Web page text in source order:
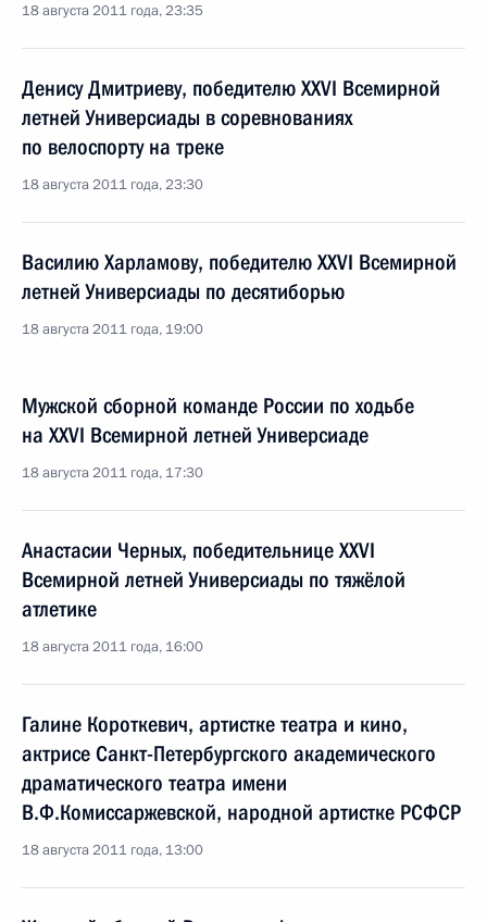
18 августа 2011 года, 23:35
Денису Дмитриеву, победителю XXVI Всемирной
летней Универсиады в соревнованиях
по велоспорту на треке
18 августа 2011 года, 23:30
Василию Харламову, победителю XXVI Всемирной
летней Универсиады по десятиборью
18 августа 2011 года, 19:00
Мужской сборной команде России по ходьбе
на XXVI Всемирной летней Универсиаде
18 августа 2011 года, 17:30
Анастасии Черных, победительнице XXVI
Всемирной летней Универсиады по тяжёлой
атлетике
18 августа 2011 года, 16:00
Галине Короткевич, артистке театра и кино,
актрисе Санкт-Петербургского академического
драматического театра имени
В.Ф.Комиссаржевской, народной артистке РСФСР
18 августа 2011 года, 13:00